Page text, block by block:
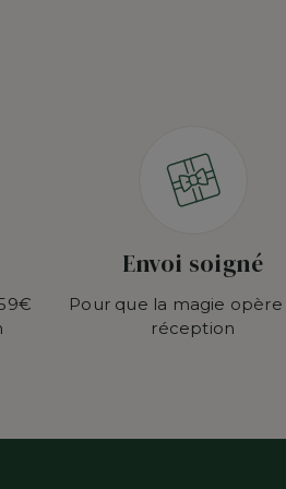
Envoi soigné
Pour que la magie opère
réception